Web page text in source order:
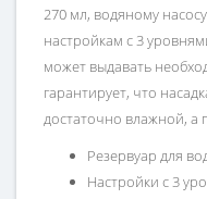
270 мл, водяному
настройкам с 3
может выдавать
гарантирует, что
достаточно влажной, а
Резервуар для
Настройки с 3